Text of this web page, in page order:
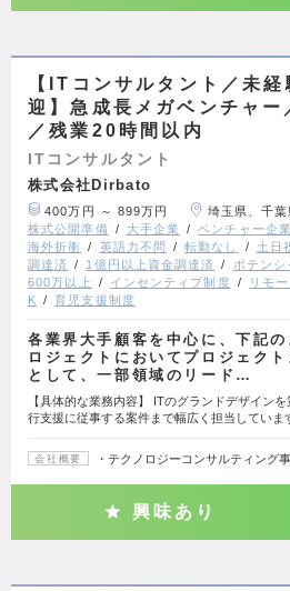
【ITコンサルタント／未
迎】急成長メガベンチャ
／残業20時間以内
ITコンサルタント
株式会社Dirbato
400万円 ～ 899万円
埼玉県、千
株式公開準備
大手企業 ベンチャー企業
海外折衝
英語力不問 転勤なし 土日
調達済
1億円以上資金調達済 ポテンシ
600万以上
インセンティブ制度 リモ
K
育児支援制度
各業界大手顧客を中心に、下記
ロジェクトにおいてプロジェク
として、一部領域のリード…
【具体的な業務内容】 ITのグランドデザイン
行支援に従事する案件まで幅広く担当していま
会社概要 ・テクノロジーコンサルティング
興味あり